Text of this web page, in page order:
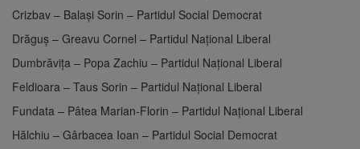
Crizbav – Balaşi Sorin – Partidul Social Democrat
Drăguş – Greavu Cornel – Partidul Național Liberal
Dumbrăviţa – Popa Zachiu – Partidul Național Liberal
Feldioara – Taus Sorin – Partidul Național Liberal
Fundata – Pâtea Marian-Florin – Partidul Național Liberal
Hălchiu – Gârbacea Ioan – Partidul Social Democrat